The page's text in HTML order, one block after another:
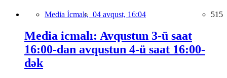
Media İcmalı, 04 avqust, 16:04 515
Media icmalı: Avqustun 3-ü saat
16:00-dan avqustun 4-ü saat 16:00-
dək